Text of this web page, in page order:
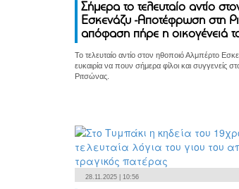
Σήμερα το τελευταίο αντίο
Εσκενάζυ -Αποτέφρωση στη
απόφαση πήρε η οικογένειά
Το τελευταίο αντίο στον ηθοποιό Αλμπέρτο
ευκαιρία να πουν σήμερα φίλοι και συγγενείς
Ριτσώνας.
28.11.2025 | 10:56